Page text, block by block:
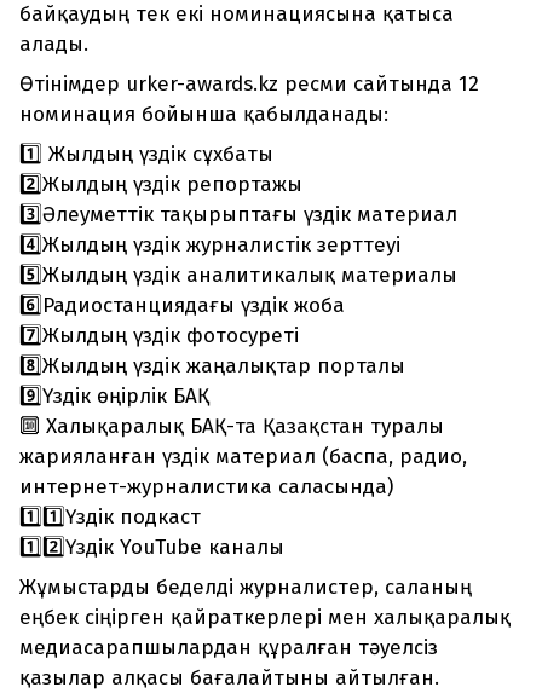
байқаудың тек екі номинациясына қатыса
алады.
Өтінімдер urker-awards.kz ресми сайтында 12
номинация бойынша қабылданады:
1️⃣ Жылдың үздік сұхбаты
2️⃣Жылдың үздік репортажы
3️⃣Әлеуметтік тақырыптағы үздік материал
4️⃣Жылдың үздік журналистік зерттеуі
5️⃣Жылдың үздік аналитикалық материалы
6️⃣Радиостанциядағы үздік жоба
7️⃣Жылдың үздік фотосуреті
8️⃣Жылдың үздік жаңалықтар порталы
9️⃣Үздік өңірлік БАҚ
🔟 Халықаралық БАҚ-та Қазақстан туралы
жарияланған үздік материал (баспа, радио,
интернет-журналистика саласында)
1️⃣1️⃣Үздік подкаст
1️⃣2️⃣Үздік YouTube каналы
Жұмыстарды беделді журналистер, саланың
еңбек сіңірген қайраткерлері мен халықаралық
медиасарапшылардан құралған тәуелсіз
қазылар алқасы бағалайтыны айтылған.